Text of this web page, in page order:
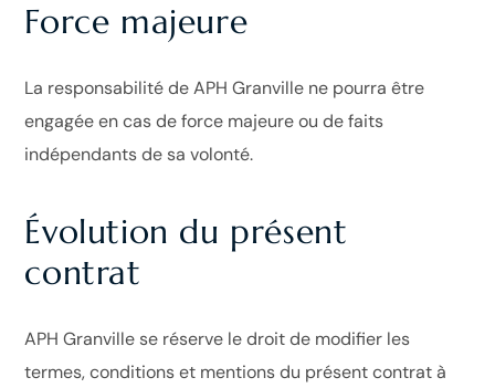
Force majeure
La responsabilité de APH Granville ne pourra être
engagée en cas de force majeure ou de faits
indépendants de sa volonté.
Évolution du présent
contrat
APH Granville se réserve le droit de modifier les
termes, conditions et mentions du présent contrat à